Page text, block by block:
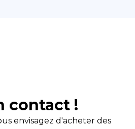
contact !
envisagez d'acheter des